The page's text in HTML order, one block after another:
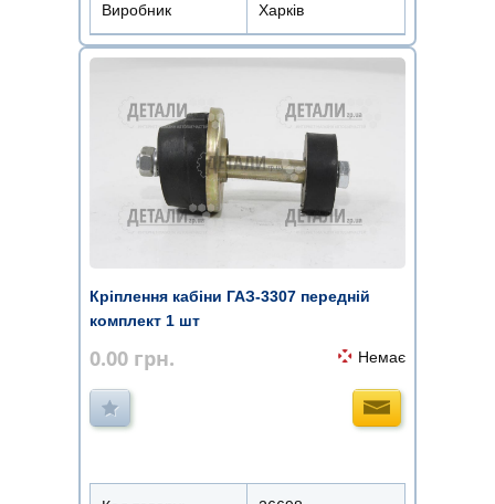
Виробник Харків
Кріплення кабіни ГАЗ-3307 передній
комплект 1 шт
0.00 грн. Немає